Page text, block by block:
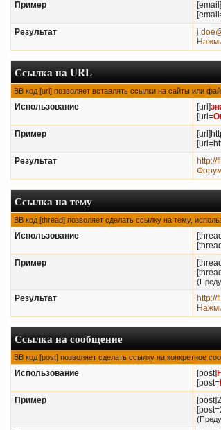
Пример
Результат
Ссылка на URL
BB код [url] позволяет вставлять ссылки на сайты или
Использование [url]
[url=
Пример
Результат
http://
Ссылка на тему
BB код [thread] позволяет сделать ссылку на тему,
Использование
Пример
Результат
http://
Ссылка на сообщение
BB код [post] позволяет сделать ссылку на конкретное
Использование [post]
[post=
Пример